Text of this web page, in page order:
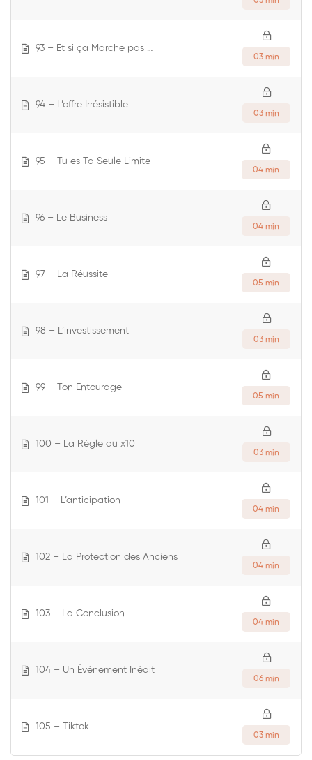
93 – Et si ça Marche pas …
03 min
94 – L’offre Irrésistible
03 min
95 – Tu es Ta Seule Limite
04 min
96 – Le Business
04 min
97 – La Réussite
05 min
98 – L’investissement
03 min
99 – Ton Entourage
05 min
100 – La Règle du x10
03 min
101 – L’anticipation
04 min
102 – La Protection des Anciens
04 min
103 – La Conclusion
04 min
104 – Un Évènement Inédit
06 min
105 – Tiktok
03 min